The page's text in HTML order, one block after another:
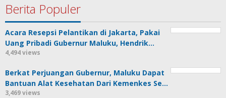
Berita Populer
Acara Resepsi Pelantikan di Jakarta, Pakai
Uang Pribadi Gubernur Maluku, Hendrik…
4,494 views
Berkat Perjuangan Gubernur, Maluku Dapat
Bantuan Alat Kesehatan Dari Kemenkes Se…
3,469 views